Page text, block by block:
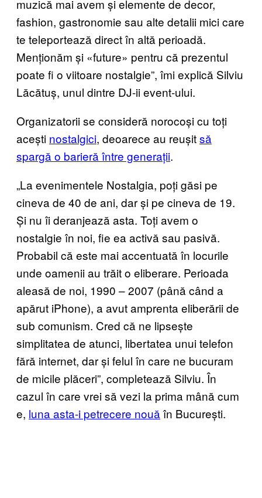
muzică mai avem și elemente de decor,
fashion, gastronomie sau alte detalii mici care
te teleportează direct în altă perioadă.
Menționăm și «future» pentru că prezentul
poate fi o viitoare nostalgie”, îmi explică Silviu
Lăcătuș, unul dintre DJ-ii event-ului.
Organizatorii se consideră norocoși cu toți
acești nostalgici, deoarece au reușitsă
spargă o barieră între generații.
„La evenimentele Nostalgia, poți găsi pe
cineva de 40 de ani, dar și pe cineva de 19.
Și nu îi deranjează asta. Toți avem o
nostalgie în noi, fie ea activă sau pasivă.
Probabil că este mai accentuată în locurile
unde oamenii au trăit o eliberare. Perioada
aleasă de noi, 1990 – 2007 (până când a
apărut iPhone), a avut amprenta eliberării de
sub comunism. Cred că ne lipsește
simplitatea de atunci, libertatea unui telefon
fără internet, dar și felul în care ne bucuram
de micile plăceri”, completează Silviu. În
cazul în care vrei să vezi la prima mână cum
e, luna asta-i petrecere nouă în București.